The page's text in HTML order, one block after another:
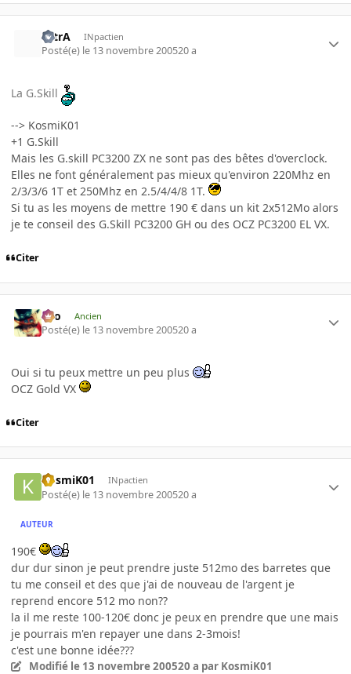
UltrA INpactien
Posté(e) le 13 novembre 200520 a
La G.Skill
--> KosmiK01
+1 G.Skill
Mais les G.skill PC3200 ZX ne sont pas des bêtes d'overclock.
Elles ne font généralement pas mieux qu'environ 220Mhz en
2/3/3/6 1T et 250Mhz en 2.5/4/4/8 1T.
Si tu as les moyens de mettre 190 € dans un kit 2x512Mo alors
je te conseil des G.Skill PC3200 GH ou des OCZ PC3200 EL VX.
Citer
eYo Ancien
Posté(e) le 13 novembre 200520 a
Oui si tu peux mettre un peu plus
OCZ Gold VX
Citer
KosmiK01 INpactien
Posté(e) le 13 novembre 200520 a
AUTEUR
190€
dur dur sinon je peut prendre juste 512mo des barretes que
tu me conseil et des que j'ai de nouveau de l'argent je
reprend encore 512 mo non??
la il me reste 100-120€ donc je peux en prendre que une mais
je pourrais m'en repayer une dans 2-3mois!
c'est une bonne idée???
Modifié le 13 novembre 200520 a par KosmiK01